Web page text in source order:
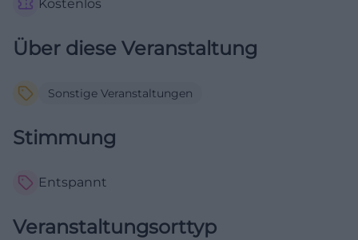
Kostenlos
Über diese Veranstaltung
Sonstige Veranstaltungen
Stimmung
Entspannt
Veranstaltungsorttyp